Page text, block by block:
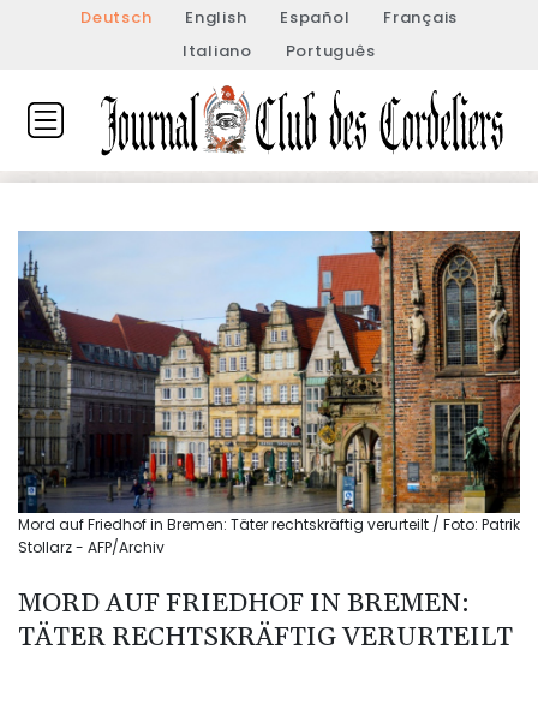
Deutsch English Español
Français
Italiano
Português
Mord auf Friedhof in Bremen: Täter rechtskräftig verurteilt / Foto: Patrik
Stollarz - AFP/Archiv
MORD AUF FRIEDHOF IN BREMEN:
TÄTER RECHTSKRÄFTIG VERURTEILT